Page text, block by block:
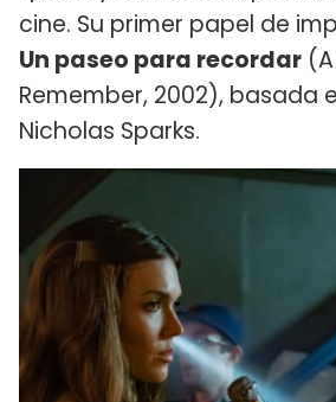
cine. Su primer papel de
Un paseo para recordar
Remember, 2002), basada
Nicholas Sparks.